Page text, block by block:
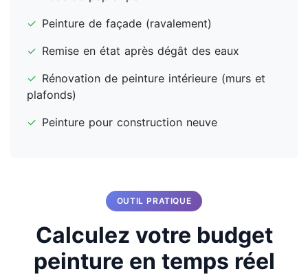
✓ Peinture de façade (ravalement)
✓ Remise en état après dégât des eaux
✓ Rénovation de peinture intérieure (murs et
plafonds)
✓ Peinture pour construction neuve
OUTIL PRATIQUE
Calculez votre budget
peinture en temps réel